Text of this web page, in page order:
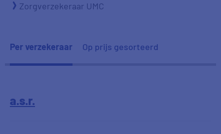
Zorgverzekeraar UMC
Per verzekeraar Op prijs gesorteerd
a.s.r.